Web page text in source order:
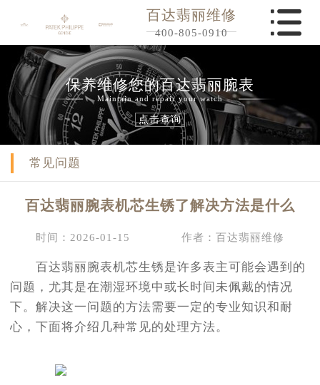
百达翡丽维修
400-805-0910
保养维修您的百达翡丽腕表
Maintain and repair your watch
点击查询
常见问题
百达翡丽腕表机芯生锈了解决方法是什么
时间：2026-01-15 作者：百达翡丽维修
百达翡丽腕表机芯生锈是许多表主可能会遇到的
问题，尤其是在潮湿环境中或长时间未佩戴的情况
下。解决这一问题的方法需要一定的专业知识和耐
心，下面将介绍几种常见的处理方法。